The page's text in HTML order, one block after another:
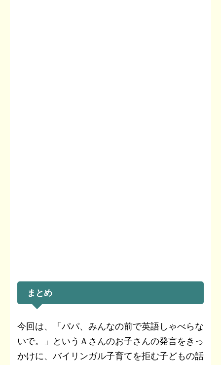
まとめ
今回は、「パパ、みんなの前で英語しゃべらな
いで。」というＡさんのお子さんの発言をきっ
かけに、バイリンガル子育てを拒む子どもの話